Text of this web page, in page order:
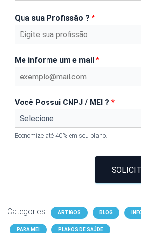
Qua sua Profissão ? *
Me informe um e mail *
Você Possui CNPJ / MEI ? *
Economize até 40% em seu plano.
Categories: ARTIGOS BLOG
PARA MEI PLANOS DE SAÚDE